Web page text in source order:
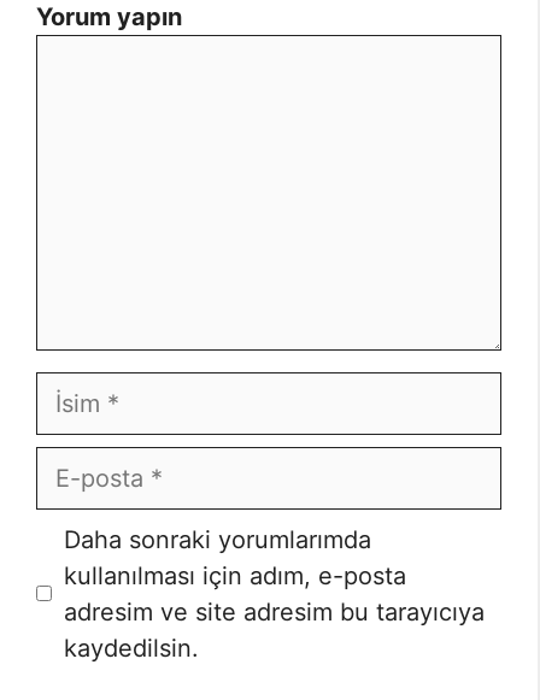
Yorum yapın
İsim
E-
posta
Daha sonraki yorumlarımda
kullanılması için adım, e-posta
adresim ve site adresim bu tarayıcıya
kaydedilsin.